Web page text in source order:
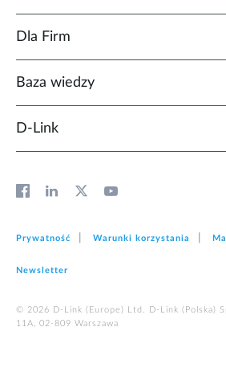
Dla Firm
Baza wiedzy
D‑Link
Prywatność Warunki korzystania
Newsletter
© 2026 D‑Link (Europe) Ltd. D-Link (Polska)
11A, 02-809 Warszawa